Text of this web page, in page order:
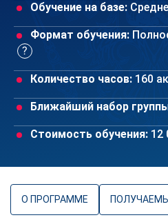
Обучение на базе:
Формат обучения:
Количество часов: 160
Ближайший набор
Стоимость обучения: 12
О ПРОГРАММЕ